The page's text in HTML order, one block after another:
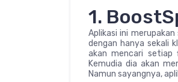
1.
Aplikasi ini
dengan hanya sekali
akan mencari setiap
Kemudia dia akan
Namun sayangnya,